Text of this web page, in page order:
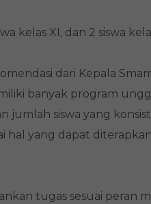
kelas XI, dan 2 siswa
dari Kepala
banyak program
jumlah siswa yang
yang dapat diterapkan
tugas sesuai peran